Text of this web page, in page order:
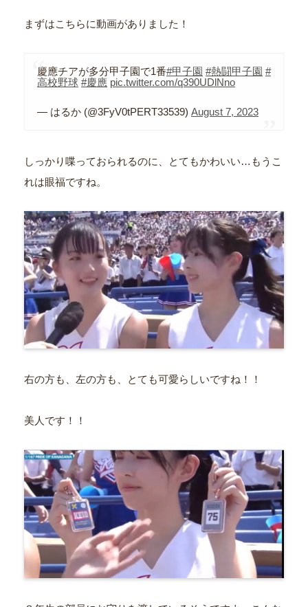
まずはこちらに動画がありました！
慶應チアが多分甲子園で1番#甲子園 #熱闘甲子園 #
高校野球 #慶應 pic.twitter.com/q390UDlNno
— はるか (@3FyV0tPERT33539) August 7, 2023
しっかり喋っておられるのに、とてもかわいい…もうこ
れは眼福ですね。
右の方も、左の方も、とても可愛らしいですね！！
美人です！！